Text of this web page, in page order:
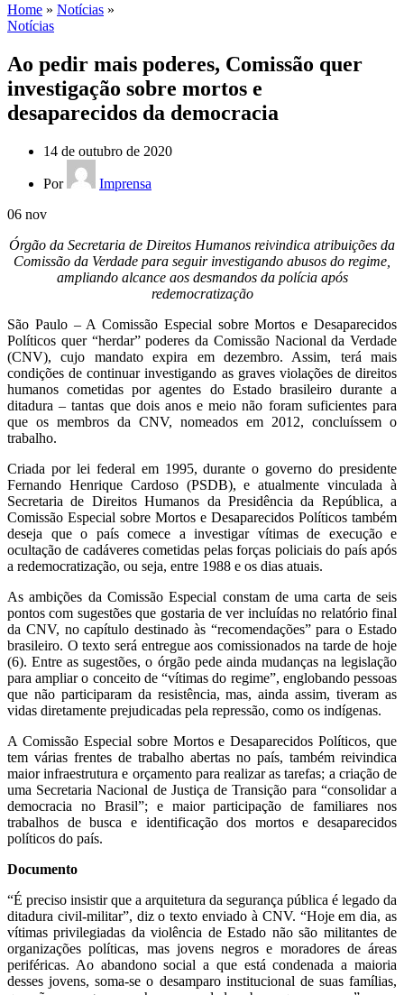
Home » Notícias »
Notícias
Ao pedir mais poderes, Comissão quer
investigação sobre mortos e
desaparecidos da democracia
14 de outubro de 2020
Por
Imprensa
06 nov
Órgão da Secretaria de Direitos Humanos reivindica atribuições da
Comissão da Verdade para seguir investigando abusos do regime,
ampliando alcance aos desmandos da polícia após
redemocratização
São Paulo – A Comissão Especial sobre Mortos e Desaparecidos
Políticos quer “herdar” poderes da Comissão Nacional da Verdade
(CNV), cujo mandato expira em dezembro. Assim, terá mais
condições de continuar investigando as graves violações de direitos
humanos cometidas por agentes do Estado brasileiro durante a
ditadura – tantas que dois anos e meio não foram suficientes para
que os membros da CNV, nomeados em 2012, concluíssem o
trabalho.
Criada por lei federal em 1995, durante o governo do presidente
Fernando Henrique Cardoso (PSDB), e atualmente vinculada à
Secretaria de Direitos Humanos da Presidência da República, a
Comissão Especial sobre Mortos e Desaparecidos Políticos também
deseja que o país comece a investigar vítimas de execução e
ocultação de cadáveres cometidas pelas forças policiais do país após
a redemocratização, ou seja, entre 1988 e os dias atuais.
As ambições da Comissão Especial constam de uma carta de seis
pontos com sugestões que gostaria de ver incluídas no relatório final
da CNV, no capítulo destinado às “recomendações” para o Estado
brasileiro. O texto será entregue aos comissionados na tarde de hoje
(6). Entre as sugestões, o órgão pede ainda mudanças na legislação
para ampliar o conceito de “vítimas do regime”, englobando pessoas
que não participaram da resistência, mas, ainda assim, tiveram as
vidas diretamente prejudicadas pela repressão, como os indígenas.
A Comissão Especial sobre Mortos e Desaparecidos Políticos, que
tem várias frentes de trabalho abertas no país, também reivindica
maior infraestrutura e orçamento para realizar as tarefas; a criação de
uma Secretaria Nacional de Justiça de Transição para “consolidar a
democracia no Brasil”; e maior participação de familiares nos
trabalhos de busca e identificação dos mortos e desaparecidos
políticos do país.
Documento
“É preciso insistir que a arquitetura da segurança pública é legado da
ditadura civil-militar”, diz o texto enviado à CNV. “Hoje em dia, as
vítimas privilegiadas da violência de Estado não são militantes de
organizações políticas, mas jovens negros e moradores de áreas
periféricas. Ao abandono social a que está condenada a maioria
desses jovens, soma-se o desamparo institucional de suas famílias,